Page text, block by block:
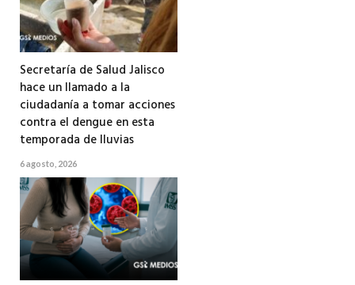
Secretaría de Salud Jalisco
hace un llamado a la
ciudadanía a tomar acciones
contra el dengue en esta
temporada de lluvias
6 agosto, 2026